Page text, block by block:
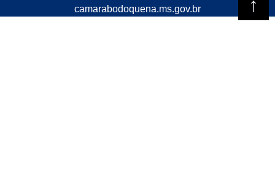
camarabodoquena.ms.gov.br